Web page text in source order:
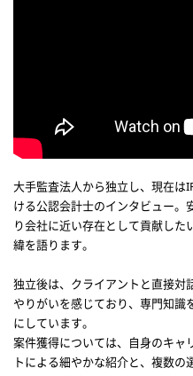
大手監査法人から独立し、現在は
ける公認会計士のインタビュー。
り会社に近い存在として貢献し
緯を語ります。
独立後は、クライアントと直接対
やりがいを感じており、専門知識
にしています。
案件獲得については、自身のキャ
トによる細やかな紹介と、複数